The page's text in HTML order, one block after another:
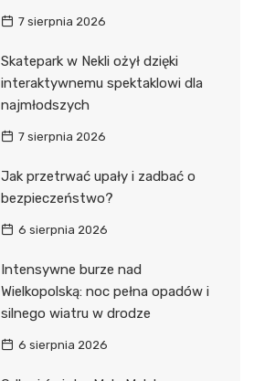
7 sierpnia 2026
Skatepark w Nekli ożył dzięki
interaktywnemu spektaklowi dla
najmłodszych
7 sierpnia 2026
Jak przetrwać upały i zadbać o
bezpieczeństwo?
6 sierpnia 2026
Intensywne burze nad
Wielkopolską: noc pełna opadów i
silnego wiatru w drodze
6 sierpnia 2026